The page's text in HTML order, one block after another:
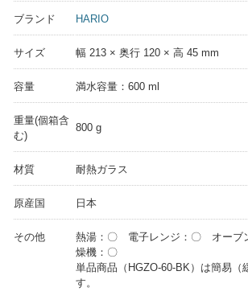
ブランド HARIO
サイズ 幅 213 × 奥行 120 × 高 45 mm
容量 満水容量：600 ml
重量(個箱含
む)
800 g
材質 耐熱ガラス
原産国 日本
その他
熱湯：〇 電子レンジ：〇 オーブ
燥機：〇
単品商品（HGZO-60-BK）は簡易（
す。